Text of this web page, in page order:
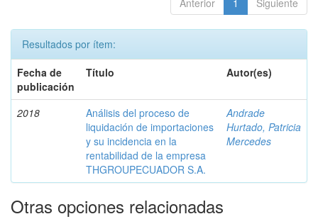
Resultados por ítem:
Fecha de
publicación
Título Autor(es)
2018
Análisis del proceso de
liquidación de importaciones
y su incidencia en la
rentabilidad de la empresa
THGROUPECUADOR S.A.
Andrade
Hurtado, Patricia
Mercedes
Otras opciones relacionadas